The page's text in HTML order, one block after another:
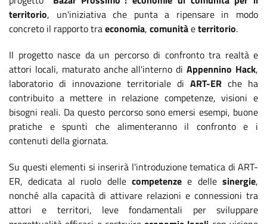
territorio, un'iniziativa che punta a ripensare in modo
concreto il rapporto traeconomia, comunitàeterritorio.
Il progetto nasce da un percorso di confronto tra realtà e
attori locali, maturato anche all'interno diAppennino Hack,
laboratorio di innovazione territoriale di ART-ER che ha
contribuito a mettere in relazione competenze, visioni e
bisogni reali. Da questo percorso sono emersi esempi, buone
pratiche e spunti che alimenteranno il confronto e i
contenuti della giornata.
Su questi elementi si inserirà l'introduzione tematica di ART-
ER, dedicata al ruolo delle competenzee delle sinergie,
nonché alla capacità di attivare relazioni e connessioni tra
attori e territori, leve fondamentali per sviluppare